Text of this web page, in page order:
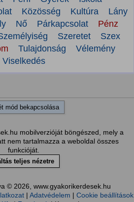
Közösség Kultúra
Lány
Nő Párkapcsolat
Pénz
Szeretet
Szex
Tulajdonság
Vélemény
Viselkedés
mód bekapcsolása
mobilverzióját böngészed, mely a
nem tartalmazza a weboldal összes
funkcióját.
teljes nézetre
© 2026, www.gyakorikerdesek.hu
| Adatvédelem | Cookie beállítások